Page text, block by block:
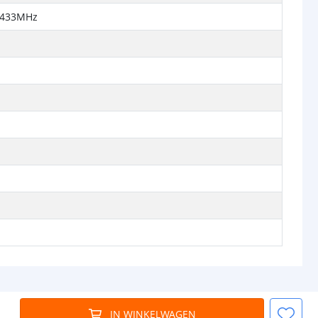
IN WINKELWAGEN